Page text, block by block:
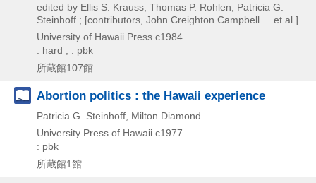
edited by Ellis S. Krauss, Thomas P. Rohlen, Patricia G.
Steinhoff ; [contributors, John Creighton Campbell ... et al.]
University of Hawaii Press c1984
: hard , : pbk
所蔵館107館
Abortion politics : the Hawaii experience
Patricia G. Steinhoff, Milton Diamond
University Press of Hawaii c1977
: pbk
所蔵館1館